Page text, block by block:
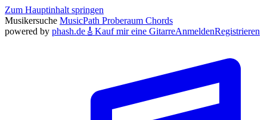
Zum Hauptinhalt springen
Musikersuche MusicPath Proberaum Chords
powered by phash.de 🎸 Kauf mir eine GitarreAnmeldenRegistrieren